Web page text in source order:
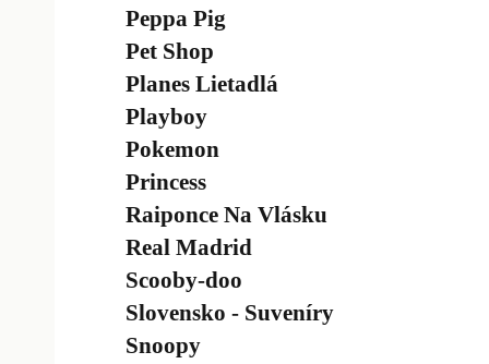
Peppa Pig
Pet Shop
Planes Lietadlá
Playboy
Pokemon
Princess
Raiponce Na Vlásku
Real Madrid
Scooby-doo
Slovensko - Suveníry
Snoopy